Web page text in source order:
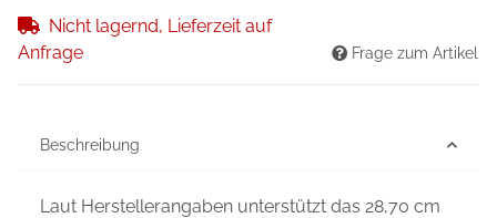
Nicht lagernd, Lieferzeit auf
Anfrage
Frage zum Artikel
Beschreibung
Laut Herstellerangaben unterstützt das 28,70 cm